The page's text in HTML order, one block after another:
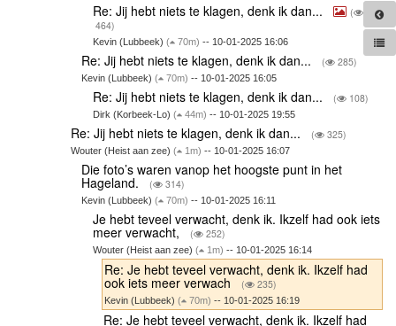
Re: Jij hebt niets te klagen, denk ik dan...
(
464)
Kevin (Lubbeek) ( 70m) -- 10-01-2025 16:06
Re: Jij hebt niets te klagen, denk ik dan... ( 285)
Kevin (Lubbeek)( 70m) -- 10-01-2025 16:05
Re: Jij hebt niets te klagen, denk ik dan... ( 108)
Dirk (Korbeek-Lo) ( 44m) -- 10-01-2025 19:55
Re: Jij hebt niets te klagen, denk ik dan... ( 325)
Wouter (Heist aan zee) ( 1m) -- 10-01-2025 16:07
Die foto’s waren vanop het hoogste punt in het
Hageland. ( 314)
Kevin (Lubbeek)( 70m) -- 10-01-2025 16:11
Je hebt teveel verwacht, denk ik. Ikzelf had ook iets
meer verwacht, ( 252)
Wouter (Heist aan zee) ( 1m) -- 10-01-2025 16:14
Re: Je hebt teveel verwacht, denk ik. Ikzelf had
ook iets meer verwach ( 235)
Kevin (Lubbeek)( 70m) -- 10-01-2025 16:19
Re: Je hebt teveel verwacht, denk ik. Ikzelf had